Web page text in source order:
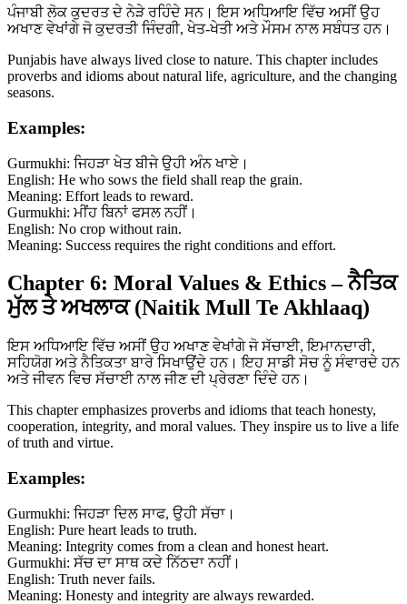
ਪੰਜਾਬੀ ਲੋਕ ਕੁਦਰਤ ਦੇ ਨੇੜੇ ਰਹਿੰਦੇ ਸਨ। ਇਸ ਅਧਿਆਇ ਵਿੱਚ ਅਸੀਂ ਉਹ
ਅਖਾਣ ਵੇਖਾਂਗੇ ਜੋ ਕੁਦਰਤੀ ਜਿੰਦਗੀ, ਖੇਤ-ਖੇਤੀ ਅਤੇ ਮੌਸਮ ਨਾਲ ਸਬੰਧਤ ਹਨ।
Punjabis have always lived close to nature. This chapter includes
proverbs and idioms about natural life, agriculture, and the changing
seasons.
Examples:
Gurmukhi: ਜਿਹੜਾ ਖੇਤ ਬੀਜੇ ਉਹੀ ਅੰਨ ਖਾਏ।
English: He who sows the field shall reap the grain.
Meaning: Effort leads to reward.
Gurmukhi: ਮੀਂਹ ਬਿਨਾਂ ਫਸਲ ਨਹੀਂ।
English: No crop without rain.
Meaning: Success requires the right conditions and effort.
Chapter 6: Moral Values & Ethics – ਨੈਤਿਕ
ਮੁੱਲ ਤੇ ਅਖਲਾਕ (Naitik Mull Te Akhlaaq)
ਇਸ ਅਧਿਆਇ ਵਿੱਚ ਅਸੀਂ ਉਹ ਅਖਾਣ ਵੇਖਾਂਗੇ ਜੋ ਸੱਚਾਈ, ਇਮਾਨਦਾਰੀ,
ਸਹਿਯੋਗ ਅਤੇ ਨੈਤਿਕਤਾ ਬਾਰੇ ਸਿਖਾਉਂਦੇ ਹਨ। ਇਹ ਸਾਡੀ ਸੋਚ ਨੂੰ ਸੰਵਾਰਦੇ ਹਨ
ਅਤੇ ਜੀਵਨ ਵਿਚ ਸੱਚਾਈ ਨਾਲ ਜੀਣ ਦੀ ਪ੍ਰੇਰਣਾ ਦਿੰਦੇ ਹਨ।
This chapter emphasizes proverbs and idioms that teach honesty,
cooperation, integrity, and moral values. They inspire us to live a life
of truth and virtue.
Examples:
Gurmukhi: ਜਿਹੜਾ ਦਿਲ ਸਾਫ, ਉਹੀ ਸੱਚਾ।
English: Pure heart leads to truth.
Meaning: Integrity comes from a clean and honest heart.
Gurmukhi: ਸੱਚ ਦਾ ਸਾਥ ਕਦੇ ਨਿੱਠਦਾ ਨਹੀਂ।
English: Truth never fails.
Meaning: Honesty and integrity are always rewarded.